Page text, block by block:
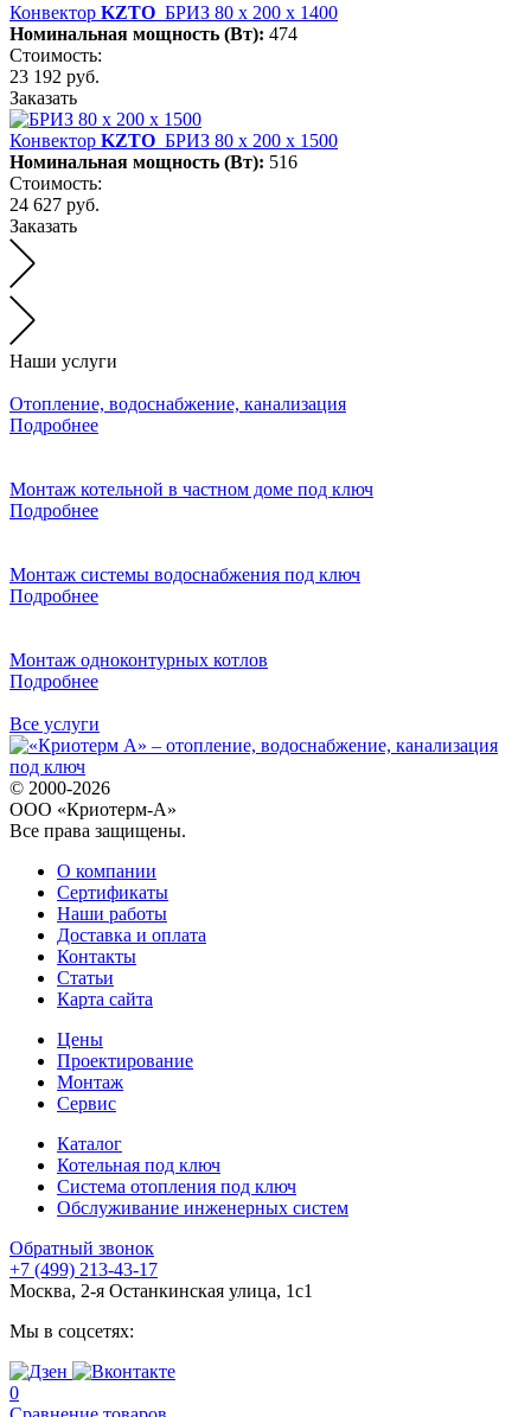
Конвектор KZTO БРИЗ 80 х 200 х 1400
Номинальная мощность (Вт): 474
Стоимость:
23 192 руб.
Заказать
Конвектор KZTO БРИЗ 80 х 200 х 1500
Номинальная мощность (Вт): 516
Стоимость:
24 627 руб.
Заказать
Наши услуги
Отопление, водоснабжение, канализация
Подробнее
Монтаж котельной в частном доме под ключ
Подробнее
Монтаж системы водоснабжения под ключ
Подробнее
Монтаж одноконтурных котлов
Подробнее
Все услуги
© 2000-2026
ООО «Криотерм-А»
Все права защищены.
О компании
Сертификаты
Наши работы
Доставка и оплата
Контакты
Статьи
Карта сайта
Цены
Проектирование
Монтаж
Сервис
Каталог
Котельная под ключ
Система отопления под ключ
Обслуживание инженерных систем
Обратный звонок
+7 (499) 213-43-17
Москва, 2-я Останкинская улица, 1с1
Мы в соцсетях:
0